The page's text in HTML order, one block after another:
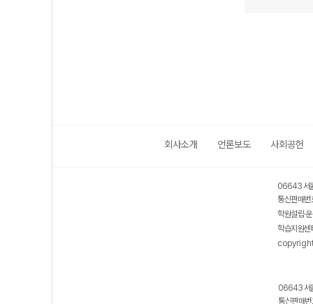
회사소개 언론보도 사회공헌
06643 서
통신판매
학원설립·
학습지원
06643 서
통신판매